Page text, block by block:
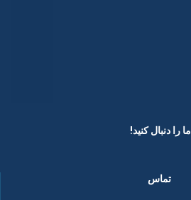
ما را دنبال کنید! ​
تماس